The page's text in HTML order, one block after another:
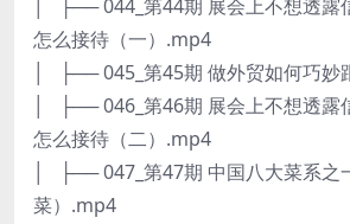
│ ├── 044_第44期 展会上不想透露
怎么接待（一）.mp4
│ ├── 045_第45期 做外贸如何巧妙
│ ├── 046_第46期 展会上不想透露
怎么接待（二）.mp4
│ ├── 047_第47期 中国八大菜系之
菜）.mp4